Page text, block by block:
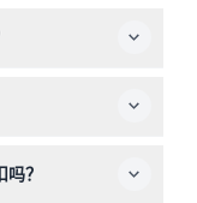
预订时请确
？